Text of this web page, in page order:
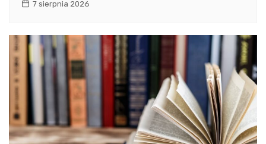
7 sierpnia 2026